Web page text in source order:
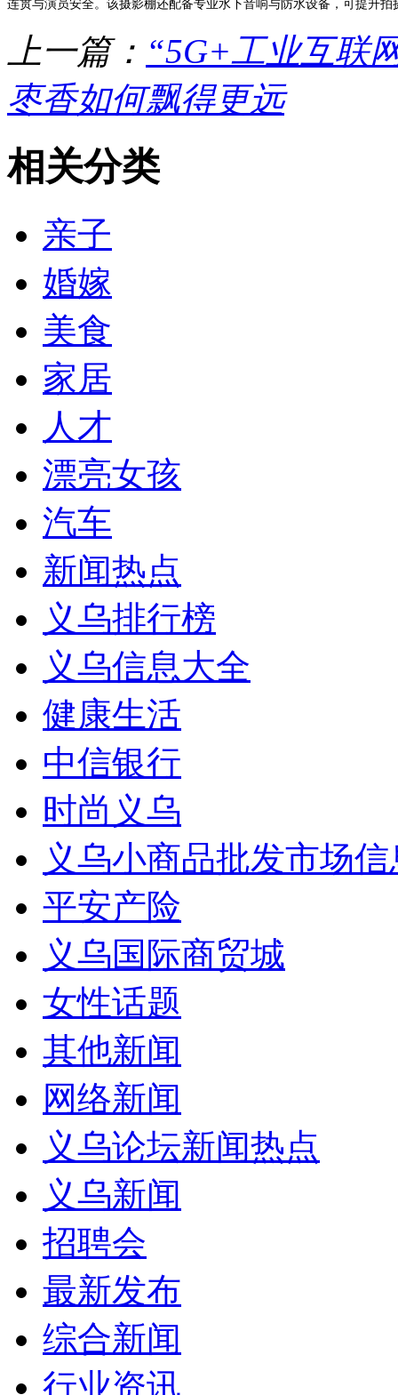
连贯与演员安全。该摄影棚还配备专业水下音响与防水设备，可提升
上一篇： “5G+工业互联
枣香如何飘得更远
相关分类
亲子
婚嫁
美食
家居
人才
漂亮女孩
汽车
新闻热点
义乌排行榜
义乌信息大全
健康生活
中信银行
时尚义乌
义乌小商品批发市场
平安产险
义乌国际商贸城
女性话题
其他新闻
网络新闻
义乌论坛新闻热点
义乌新闻
招聘会
最新发布
综合新闻
行业资讯